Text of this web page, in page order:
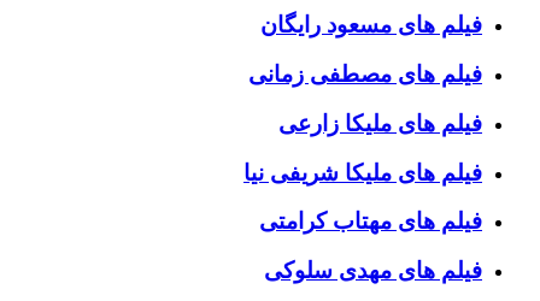
فیلم های مسعود رایگان
فیلم های مصطفی زمانی
فیلم های ملیکا زارعی
فیلم های ملیکا شریفی نیا
فیلم های مهتاب کرامتی
فیلم های مهدی سلوکی